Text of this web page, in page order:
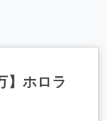
】ホロラ